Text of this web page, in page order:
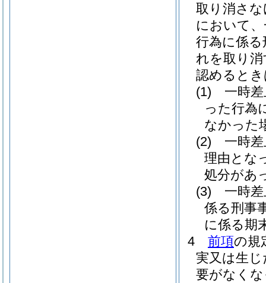
取り消さ
において
行為に係
れを取り
認めると
(1)
一時
った行為
なかった
(2)
一時
理由とな
処分があ
(3)
一時
係る刑事
に係る期
4
前項の規
実又は生
要がなく